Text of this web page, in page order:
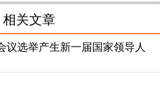
相关文章
议选举产生新一届国家领导人